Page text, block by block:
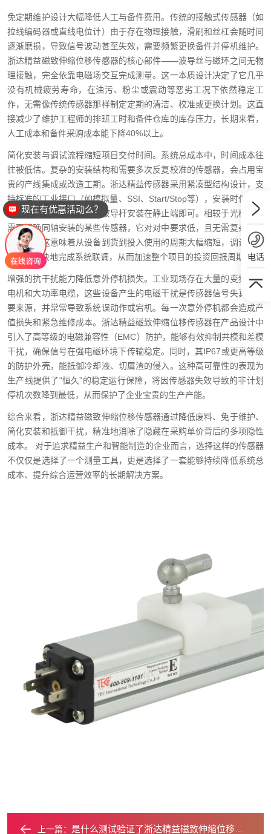
免定期维护设计大幅降低人工与备件费用。传统的接触式传感器（如
拉线编码器或直线电位计）由于存在物理接触，滑刷和丝杠会随时间
逐渐磨损，导致信号波动甚至失效，需要频繁更换备件并停机维护。
浙达精益磁致伸缩位移传感器的核心部件——波导丝与磁环之间无物
理接触，完全依靠电磁场交互完成测量。这一本质设计决定了它几乎
没有机械疲劳寿命，在油污、粉尘或震动等恶劣工况下依然稳定工
作，无需像传统传感器那样制定定期的清洁、校准或更换计划。这直
接减少了维护工程师的排班工时和备件仓库的库存压力，长期来看，
人工成本和备件采购成本能下降40%以上。
简化安装与调试流程缩短项目交付时间。系统总成本中，时间成本往
往被低估。复杂的安装结构和需要多次反复校准的传感器，会占用宝
贵的产线集成或改造工期。浙达精益传感器采用紧凑型结构设计，支
持标准的工业接口（如模拟量、SSI、Start/Stop等），安装时仅需将
磁环固定在移动部件上，波导杆安装在静止端即可。相较于光栅尺或
需要精确同轴安装的某些传感器，它对对中要求低，且无需复杂的软
件标定。这意味着从设备到货到投入使用的周期大幅缩短，调试工程
师可以更快地完成系统联调，从而加速整个项目的投资回报周期。
增强的抗干扰能力降低意外停机损失。工业现场存在大量的变频器、
电机和大功率电缆，这些设备产生的电磁干扰是传感器信号失真的主
要来源，并常常导致系统误动作或宕机。每一次意外停机都会造成产
值损失和紧急维修成本。浙达精益磁致伸缩位移传感器在产品设计中
引入了高等级的电磁兼容性（EMC）防护，能够有效抑制共模和差模
干扰，确保信号在强电磁环境下传输稳定。同时，其IP67或更高等级
的防护外壳，能抵御冷却液、切屑渣的侵入。这种高可靠性的表现为
生产线提供了“恒久”的稳定运行保障，将因传感器失效导致的非计划
停机次数降到最低，从而保护了企业宝贵的生产产能。
综合来看，浙达精益磁致伸缩位移传感器通过降低废料、免于维护、
简化安装和抵御干扰，精准地消除了隐藏在采购单价背后的多项隐性
成本。 对于追求精益生产和智能制造的企业而言，选择这样的传感器
不仅仅是选择了一个测量工具，更是选择了一套能够持续降低系统总
成本、提升综合运营效率的长期解决方案。
上一篇： 是什么测试验证了浙达精益磁致伸缩位移传感器的可靠性？
电话
现在有优惠活动么？